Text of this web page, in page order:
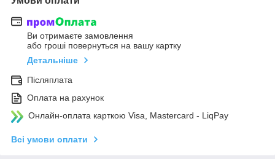
Ви отримаєте замовлення
або гроші повернуться на вашу картку
Детальніше
Післяплата
Оплата на рахунок
Онлайн-оплата карткою Visa, Mastercard - LiqPay
Всі умови оплати